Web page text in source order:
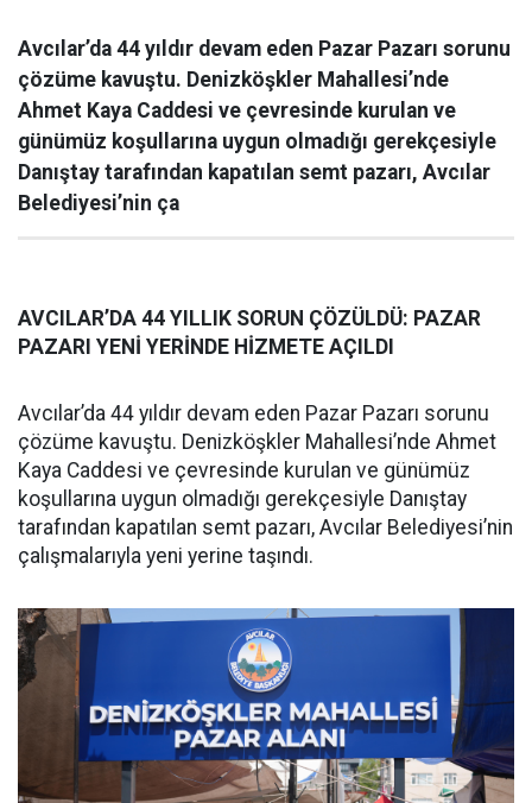
Avcılar’da 44 yıldır devam eden Pazar Pazarı sorunu
çözüme kavuştu. Denizköşkler Mahallesi’nde
Ahmet Kaya Caddesi ve çevresinde kurulan ve
günümüz koşullarına uygun olmadığı gerekçesiyle
Danıştay tarafından kapatılan semt pazarı, Avcılar
Belediyesi’nin ça
AVCILAR’DA 44 YILLIK SORUN ÇÖZÜLDÜ: PAZAR
PAZARI YENİ YERİNDE HİZMETE AÇILDI
Avcılar’da 44 yıldır devam eden Pazar Pazarı sorunu
çözüme kavuştu. Denizköşkler Mahallesi’nde Ahmet
Kaya Caddesi ve çevresinde kurulan ve günümüz
koşullarına uygun olmadığı gerekçesiyle Danıştay
tarafından kapatılan semt pazarı, Avcılar Belediyesi’nin
çalışmalarıyla yeni yerine taşındı.